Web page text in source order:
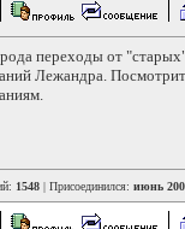
переходы от
Лежандра.
1548 | Присоединился: июнь